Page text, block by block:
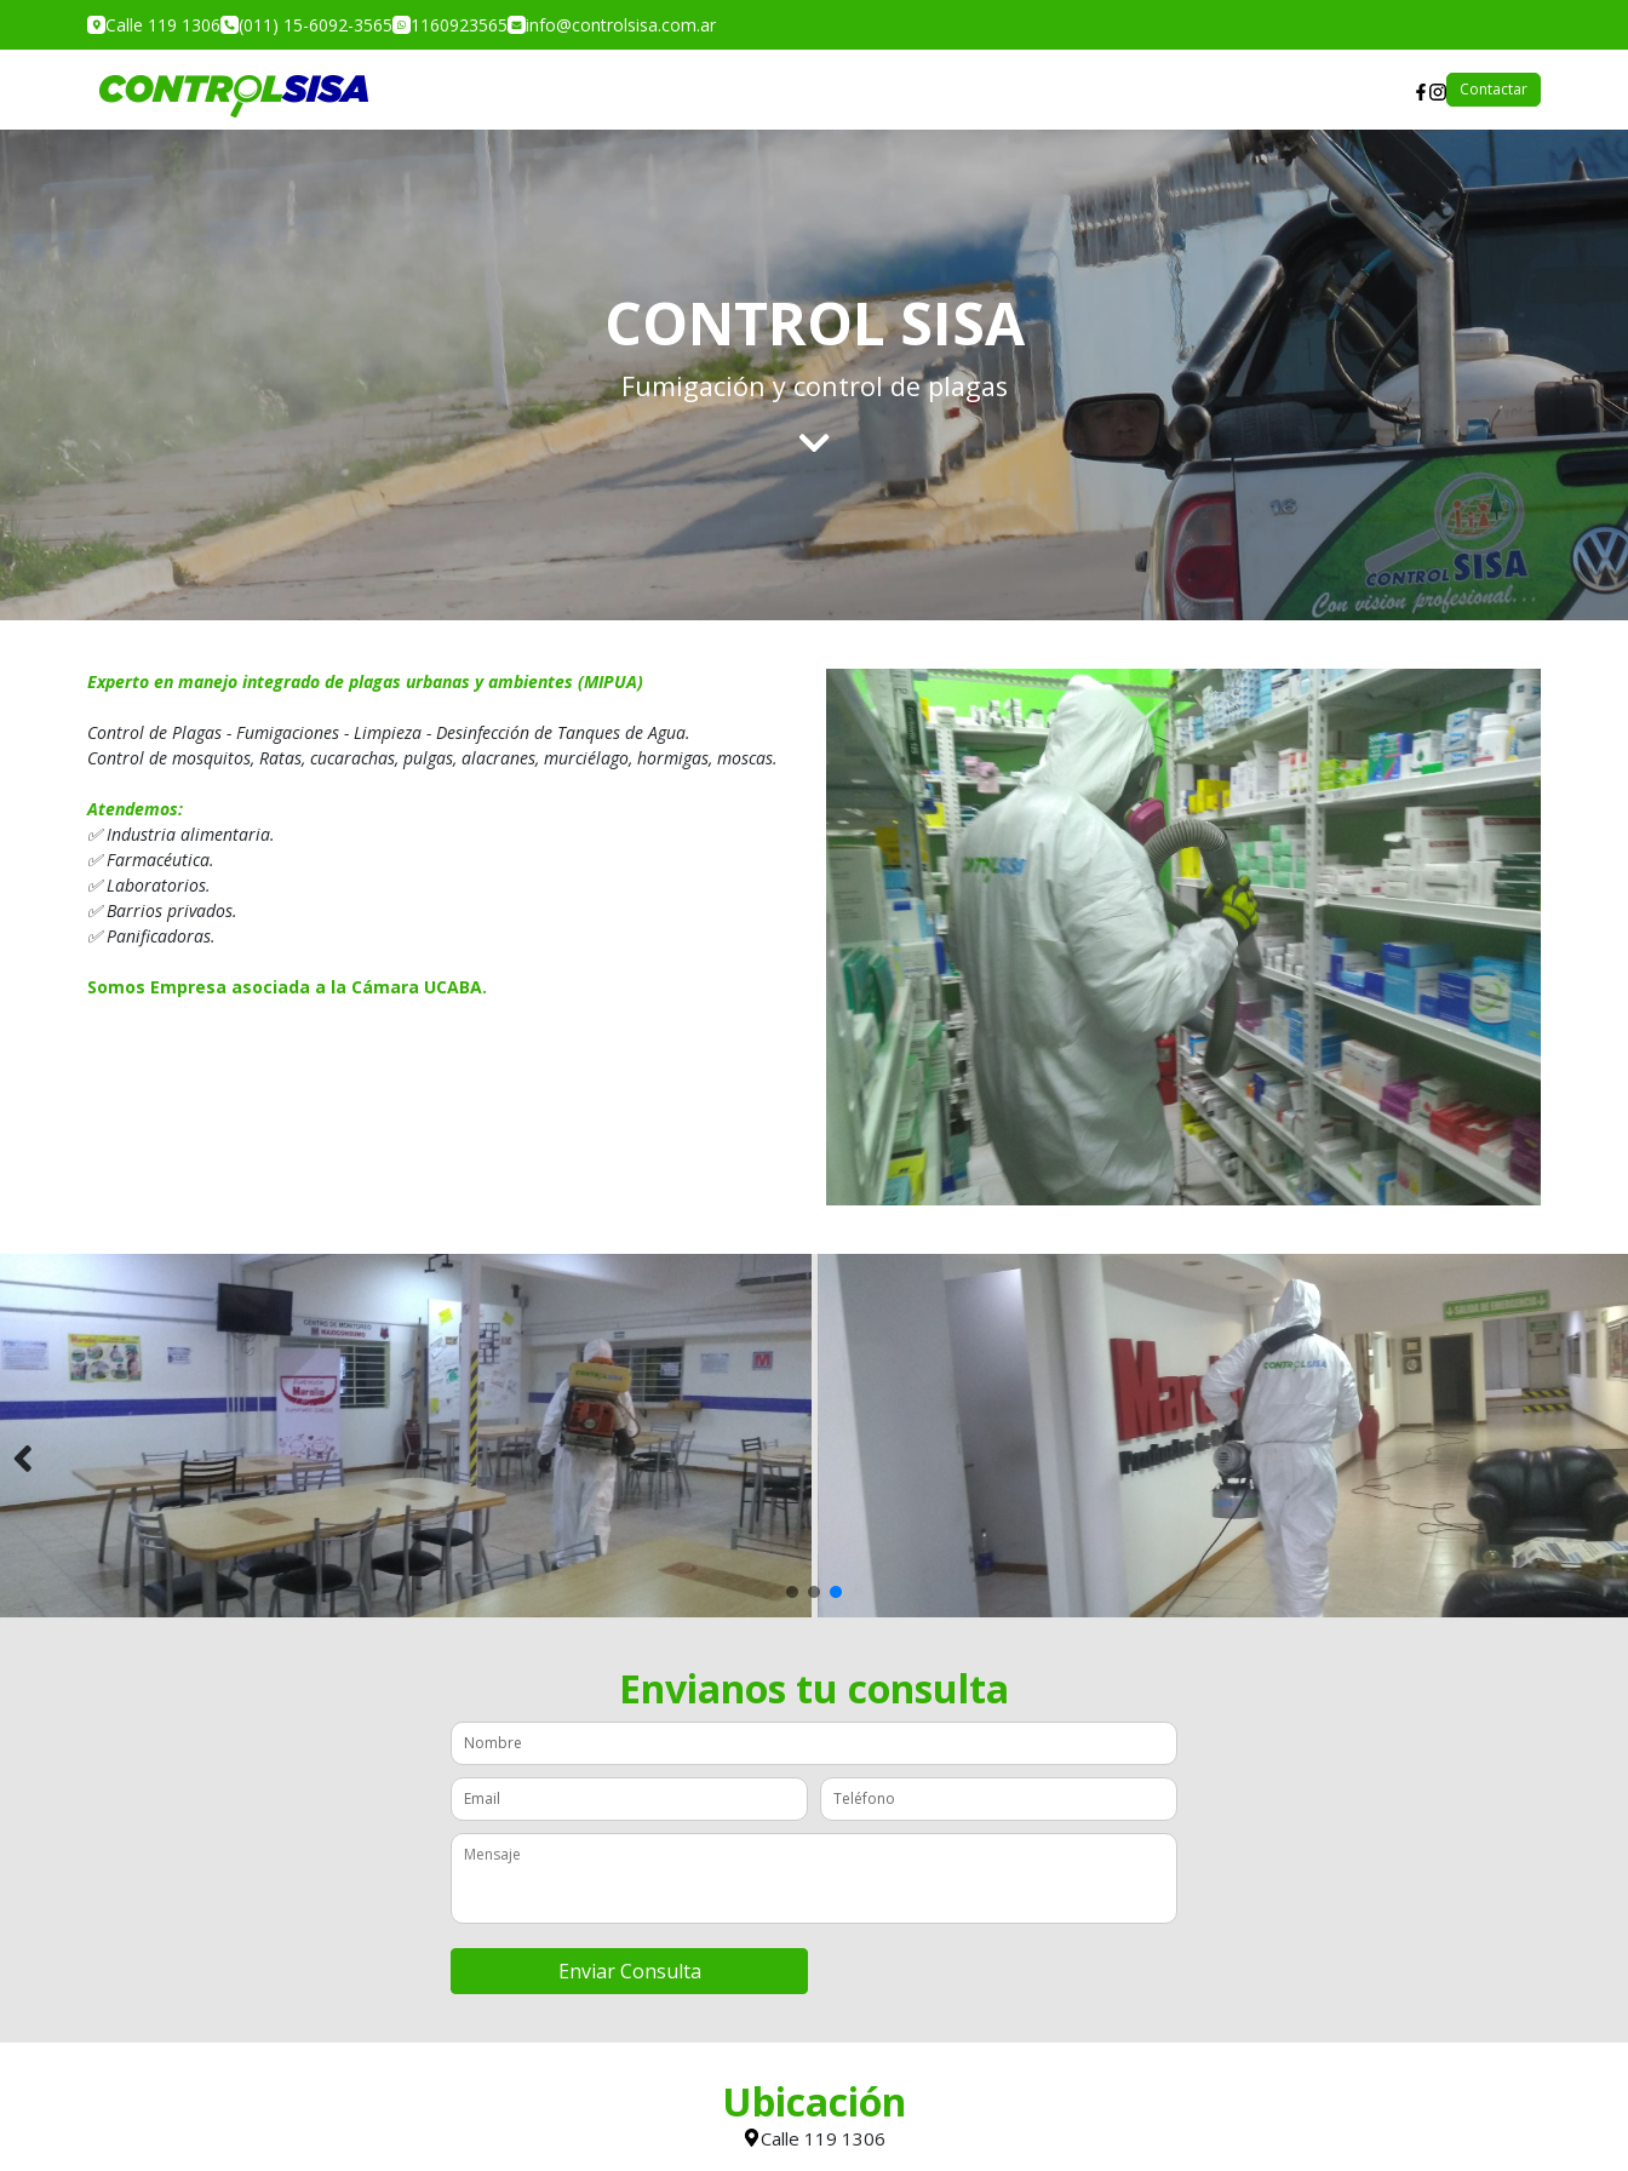
Calle 119 1306 (011) 15-6092-3565 1160923565 info@controlsisa.com.ar
Contactar
CONTROL SISA
Fumigación y control de plagas
Experto en manejo integrado de plagas urbanas y ambientes (MIPUA)
Control de Plagas - Fumigaciones - Limpieza - Desinfección de Tanques de Agua.
Control de mosquitos, Ratas, cucarachas, pulgas, alacranes, murciélago, hormigas, moscas.
Atendemos:
✅ Industria alimentaria.
✅ Farmacéutica.
✅ Laboratorios.
✅ Barrios privados.
✅ Panificadoras.
Somos Empresa asociada a la Cámara UCABA.
Envianos tu consulta
Enviar Consulta
Ubicación
Calle 119 1306